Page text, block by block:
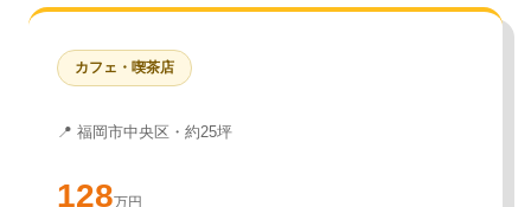
カフェ・喫茶店
📍 福岡市中央区・約25坪
128万円